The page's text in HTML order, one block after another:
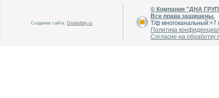
Создание сайта: Dnahobby.ru
© Компания "ДНА
Все права защищены.
Т/ф
Политика
Согласие на